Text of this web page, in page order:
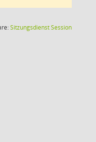
SitzungsdienstSession(Wird in